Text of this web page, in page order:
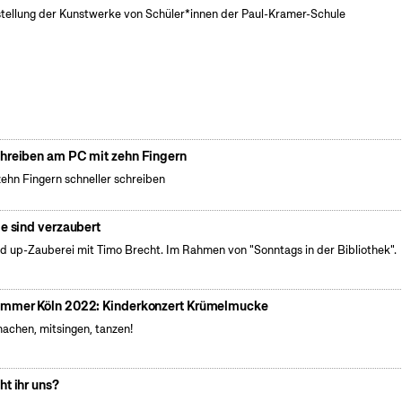
der Kunstwerke von Schüler*innen der Paul-Kramer-Schule
am PC mit zehn Fingern
Fingern schneller schreiben
sind verzaubert
up-Zauberei mit Timo Brecht. Im Rahmen von "Sonntags in der Bibliothek".
Köln 2022: Kinderkonzert Krümelmucke
mitsingen, tanzen!
ihr uns?